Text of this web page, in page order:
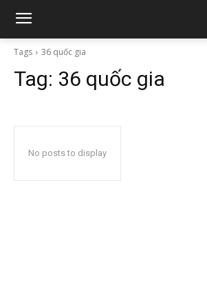
Tags 36 quốc gia
Tag: 36 quốc gia
No posts to display